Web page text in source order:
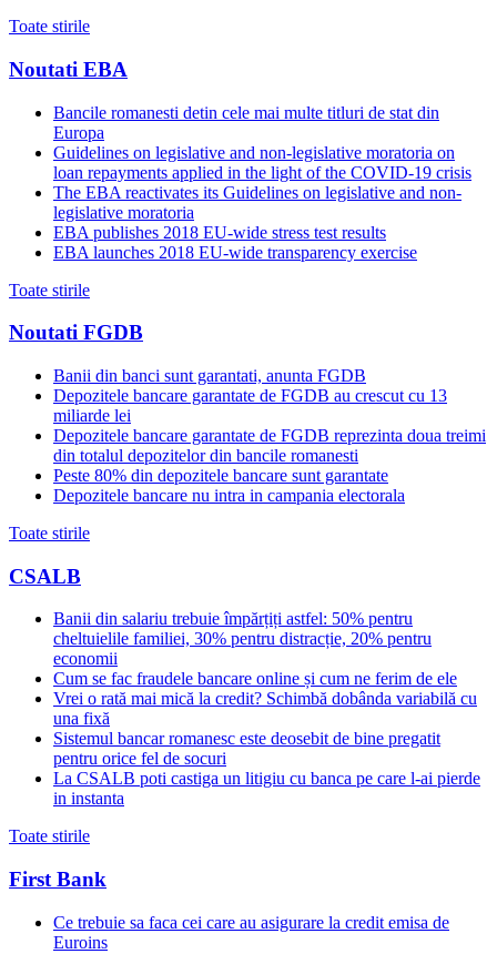
Toate stirile
Noutati EBA
Bancile romanesti detin cele mai multe titluri de stat din
Europa
Guidelines on legislative and non-legislative moratoria on
loan repayments applied in the light of the COVID-19 crisis
The EBA reactivates its Guidelines on legislative and non-
legislative moratoria
EBA publishes 2018 EU-wide stress test results
EBA launches 2018 EU-wide transparency exercise
Toate stirile
Noutati FGDB
Banii din banci sunt garantati, anunta FGDB
Depozitele bancare garantate de FGDB au crescut cu 13
miliarde lei
Depozitele bancare garantate de FGDB reprezinta doua treimi
din totalul depozitelor din bancile romanesti
Peste 80% din depozitele bancare sunt garantate
Depozitele bancare nu intra in campania electorala
Toate stirile
CSALB
Banii din salariu trebuie împărțiți astfel: 50% pentru
cheltuielile familiei, 30% pentru distracție, 20% pentru
economii
Cum se fac fraudele bancare online și cum ne ferim de ele
Vrei o rată mai mică la credit? Schimbă dobânda variabilă cu
una fixă
Sistemul bancar romanesc este deosebit de bine pregatit
pentru orice fel de socuri
La CSALB poti castiga un litigiu cu banca pe care l-ai pierde
in instanta
Toate stirile
First Bank
Ce trebuie sa faca cei care au asigurare la credit emisa de
Euroins